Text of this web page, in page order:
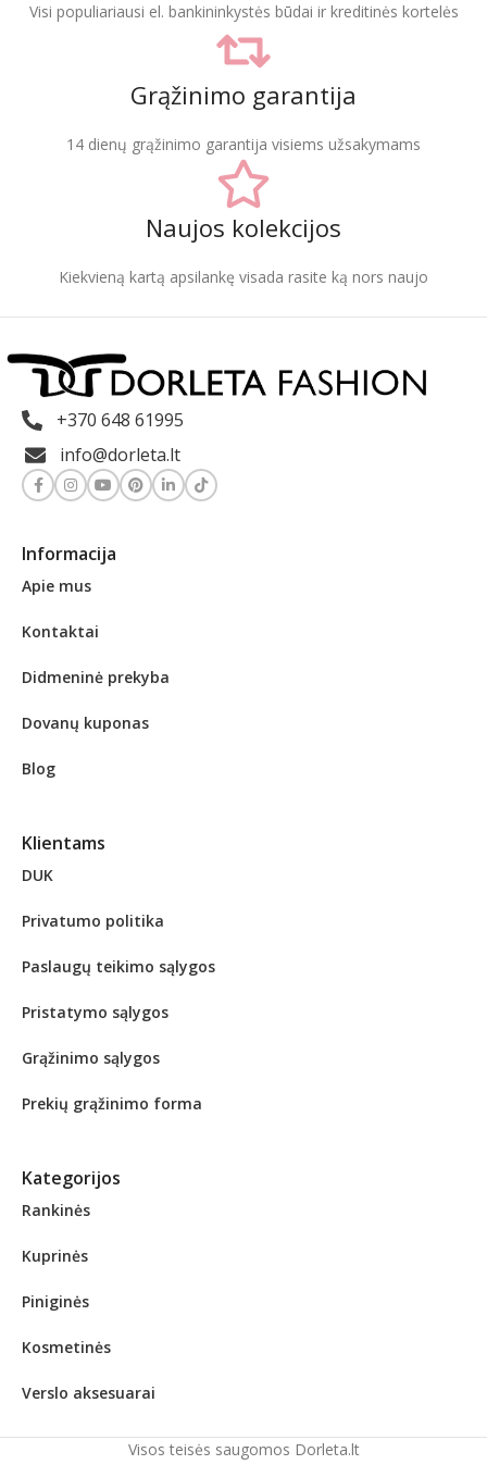
Visi populiariausi el. bankininkystės būdai ir kreditinės kortelės
Grąžinimo garantija
14 dienų grąžinimo garantija visiems užsakymams
Naujos kolekcijos
Kiekvieną kartą apsilankę visada rasite ką nors naujo
+370 648 61995
info@dorleta.lt
Informacija
Apie mus
Kontaktai
Didmeninė prekyba
Dovanų kuponas
Blog
Klientams
DUK
Privatumo politika
Paslaugų teikimo sąlygos
Pristatymo sąlygos
Grąžinimo sąlygos
Prekių grąžinimo forma
Kategorijos
Rankinės
Kuprinės
Piniginės
Kosmetinės
Verslo aksesuarai
Visos teisės saugomos Dorleta.lt